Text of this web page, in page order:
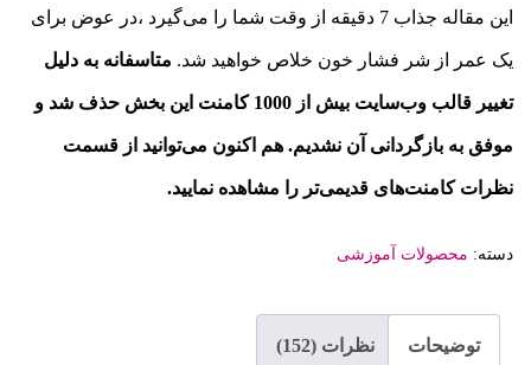
این مقاله جذاب 7 دقیقه از وقت شما را می‌گیرد ،در عوض برای
یک عمر از شر فشار خون خلاص خواهید شد. متاسفانه به دلیل
تغییر قالب وب‌سایت بیش از 1000 کامنت این بخش حذف شد و
موفق به بازگردانی آن نشدیم. هم اکنون می‌توانید از قسمت
نظرات کامنت‌های قدیمی‌تر را مشاهده نمایید.
دسته: محصولات آموزشی
توضیحات نظرات (152)